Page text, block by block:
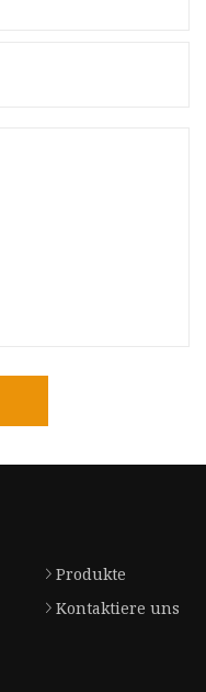
Produkte
Kontaktiere uns